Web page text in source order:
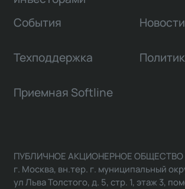
События Новости
Техподдержка
Приемная Softline
ПУБЛИЧНОЕ АКЦИОНЕРНОЕ
г. Москва, вн.тер. г. муниципальный
ул Льва Толстого, д. 5, стр. 1, этаж 3,